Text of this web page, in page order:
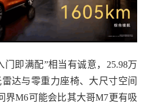
即满配”相当有诚意，25.98万
达与零重力座椅、大尺寸空间
界M6可能会比其大哥M7更有吸